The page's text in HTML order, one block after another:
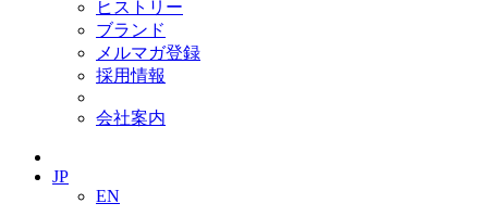
ヒストリー
ブランド
メルマガ登録
採用情報
会社案内
JP
EN